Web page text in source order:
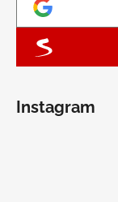
Instagram